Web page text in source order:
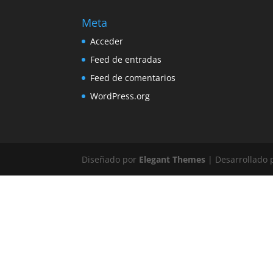
Meta
Acceder
Feed de entradas
Feed de comentarios
WordPress.org
Diseñado por Elegant Themes | Desarrollado